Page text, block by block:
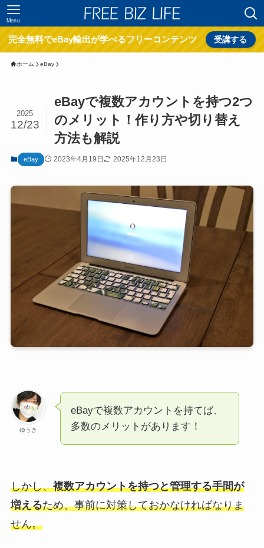
Menu
完全無料でeBay輸出が学べるフリーコンテンツ 受講する
ホーム eBay
eBayで複数アカウントを持つ2つ
のメリット！作り方や切り替え
方法も解説
2025
12/23
eBay 2023年4月19日 2025年12月23日
ゆうき
eBayで複数アカウントを持てば、
多数のメリットがあります！
しかし、複数アカウントを持つと管理する手間が
増えるため、事前に対策しておかなければなりま
せん。